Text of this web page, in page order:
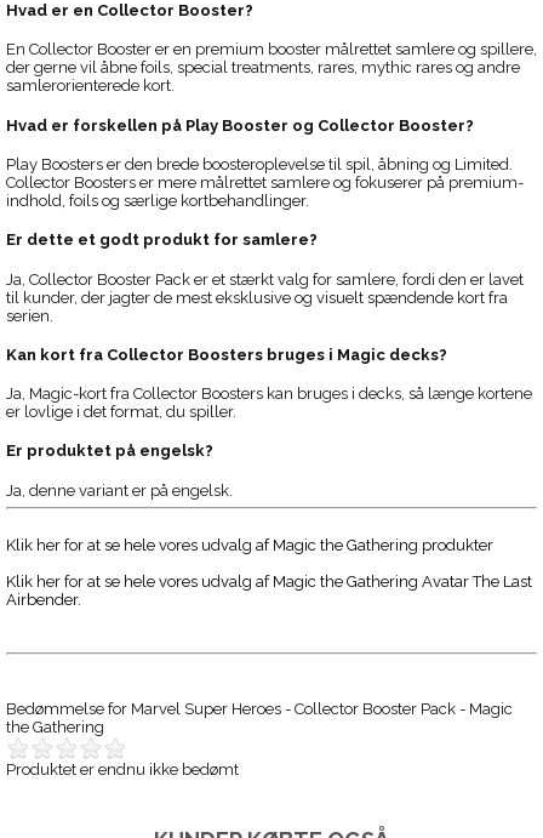
Hvad er en Collector Booster?
En Collector Booster er en premium booster målrettet samlere og spillere,
der gerne vil åbne foils, special treatments, rares, mythic rares og andre
samlerorienterede kort.
Hvad er forskellen på Play Booster og Collector Booster?
Play Boosters er den brede boosteroplevelse til spil, åbning og Limited.
Collector Boosters er mere målrettet samlere og fokuserer på premium-
indhold, foils og særlige kortbehandlinger.
Er dette et godt produkt for samlere?
Ja, Collector Booster Pack er et stærkt valg for samlere, fordi den er lavet
til kunder, der jagter de mest eksklusive og visuelt spændende kort fra
serien.
Kan kort fra Collector Boosters bruges i Magic decks?
Ja, Magic-kort fra Collector Boosters kan bruges i decks, så længe kortene
er lovlige i det format, du spiller.
Er produktet på engelsk?
Ja, denne variant er på engelsk.
Klik her for at se hele vores udvalg af Magic the Gathering produkter
Klik her for at se hele vores udvalg af Magic the Gathering Avatar The Last
Airbender.
Bedømmelse for Marvel Super Heroes - Collector Booster Pack - Magic
the Gathering
Produktet er endnu ikke bedømt